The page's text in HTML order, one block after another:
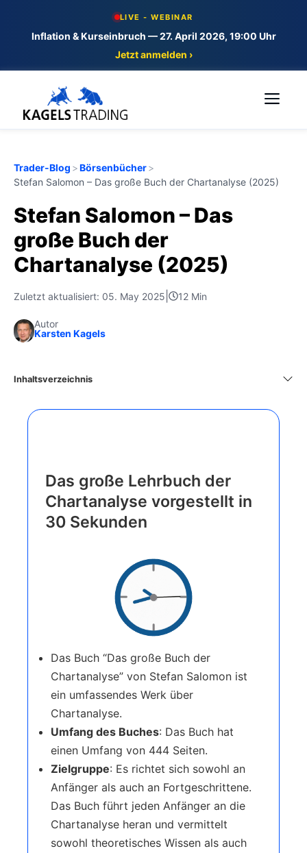
LIVE - WEBINAR
Inflation & Kurseinbruch — 27. April 2026, 19:00 Uhr
Jetzt anmelden ›
Trader-Blog >Börsenbücher>
Stefan Salomon – Das große Buch der Chartanalyse (2025)
Stefan Salomon – Das
große Buch der
Chartanalyse (2025)
Zuletzt aktualisiert: 05. May 2025 12 Min
Autor
Karsten Kagels
Inhaltsverzeichnis
Das große Lehrbuch der
Chartanalyse vorgestellt in
30 Sekunden
Das Buch “Das große Buch der
Chartanalyse” von Stefan Salomon ist
ein umfassendes Werk über
Chartanalyse.
Umfang des Buches: Das Buch hat
einen Umfang von 444 Seiten.
Zielgruppe: Es richtet sich sowohl an
Anfänger als auch an Fortgeschrittene.
Das Buch führt jeden Anfänger an die
Chartanalyse heran und vermittelt
sowohl theoretisches Wissen als auch